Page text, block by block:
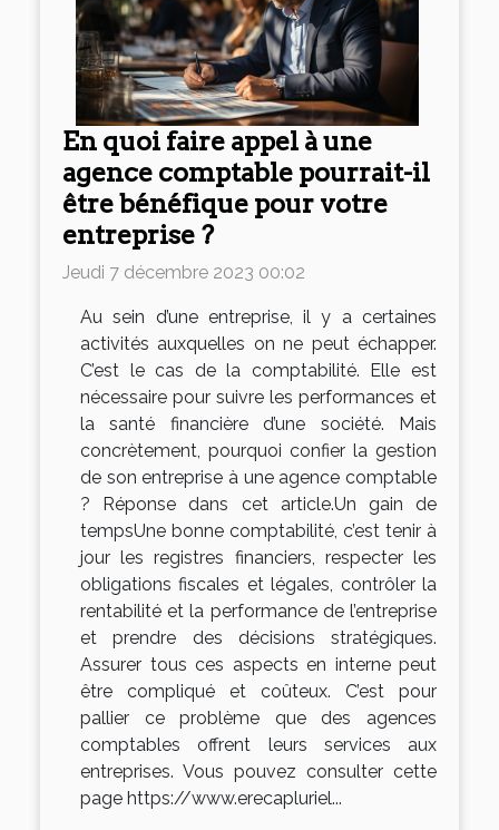
En quoi faire appel à une
agence comptable pourrait-il
être bénéfique pour votre
entreprise ?
Jeudi 7 décembre 2023 00:02
Au sein d’une entreprise, il y a certaines
activités auxquelles on ne peut échapper.
C’est le cas de la comptabilité. Elle est
nécessaire pour suivre les performances et
la santé financière d’une société. Mais
concrètement, pourquoi confier la gestion
de son entreprise à une agence comptable
? Réponse dans cet article.Un gain de
tempsUne bonne comptabilité, c’est tenir à
jour les registres financiers, respecter les
obligations fiscales et légales, contrôler la
rentabilité et la performance de l’entreprise
et prendre des décisions stratégiques.
Assurer tous ces aspects en interne peut
être compliqué et coûteux. C’est pour
pallier ce problème que des agences
comptables offrent leurs services aux
entreprises. Vous pouvez consulter cette
page https://www.erecapluriel...